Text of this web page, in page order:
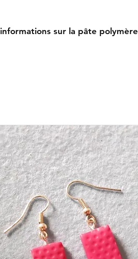
informations sur la pâte polymère